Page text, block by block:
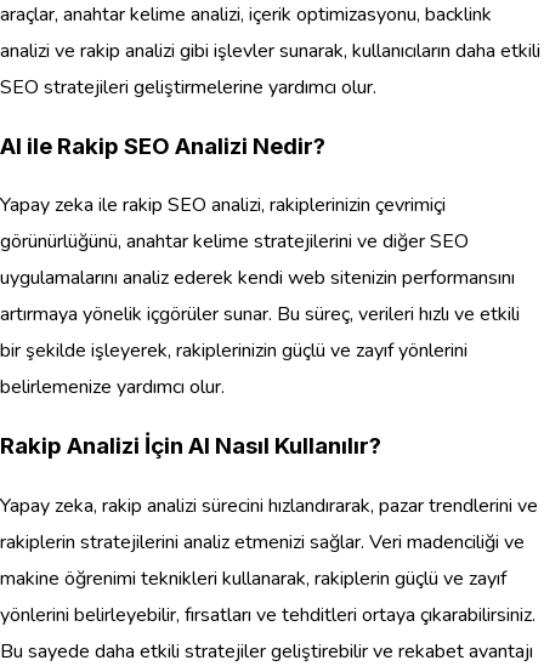
araçlar, anahtar kelime analizi, içerik optimizasyonu, backlink
analizi ve rakip analizi gibi işlevler sunarak, kullanıcıların daha etkili
SEO stratejileri geliştirmelerine yardımcı olur.
AI ile Rakip SEO Analizi Nedir?
Yapay zeka ile rakip SEO analizi, rakiplerinizin çevrimiçi
görünürlüğünü, anahtar kelime stratejilerini ve diğer SEO
uygulamalarını analiz ederek kendi web sitenizin performansını
artırmaya yönelik içgörüler sunar. Bu süreç, verileri hızlı ve etkili
bir şekilde işleyerek, rakiplerinizin güçlü ve zayıf yönlerini
belirlemenize yardımcı olur.
Rakip Analizi İçin AI Nasıl Kullanılır?
Yapay zeka, rakip analizi sürecini hızlandırarak, pazar trendlerini ve
rakiplerin stratejilerini analiz etmenizi sağlar. Veri madenciliği ve
makine öğrenimi teknikleri kullanarak, rakiplerin güçlü ve zayıf
yönlerini belirleyebilir, fırsatları ve tehditleri ortaya çıkarabilirsiniz.
Bu sayede daha etkili stratejiler geliştirebilir ve rekabet avantajı